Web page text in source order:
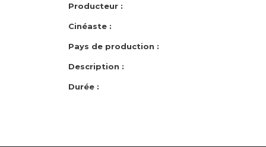
Producteur :
Cinéaste :
Pays de production :
Description :
Durée :